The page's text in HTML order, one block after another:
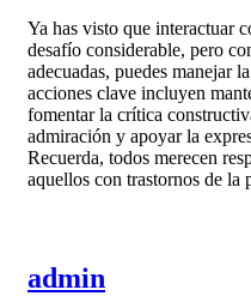
Ya has visto que interactuar
desafío considerable, pero
adecuadas, puedes manejar
acciones clave incluyen
fomentar la crítica
admiración y apoyar la
Recuerda, todos merecen
aquellos con trastornos de la
admin